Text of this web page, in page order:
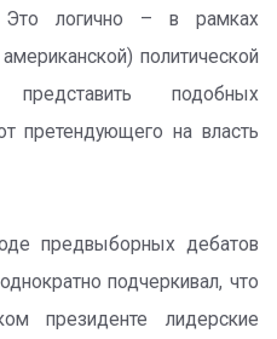
Это логично – в рамках
политической
подобных
претендующего на власть
предвыборных дебатов
подчеркивал, что
президенте лидерские